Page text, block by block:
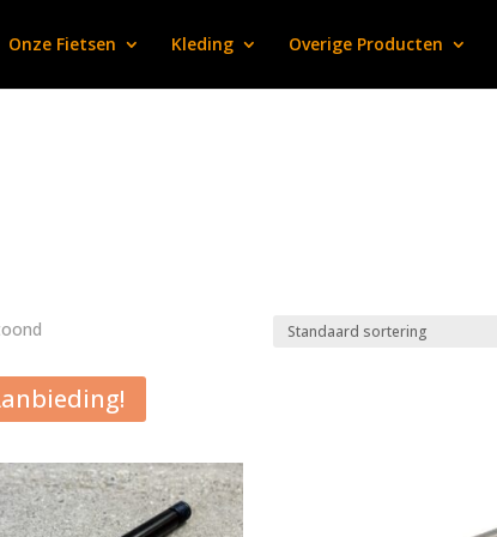
Onze Fietsen Kleding Overige Producten